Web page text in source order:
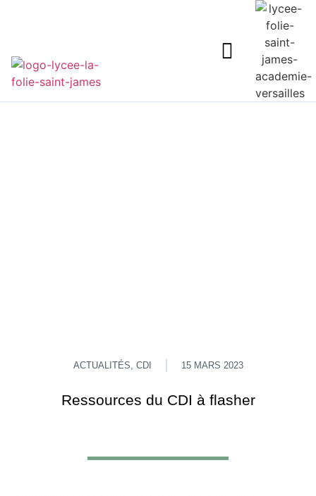
ACTUALITÉS, CDI 15 MARS 2023
Ressources du CDI à flasher